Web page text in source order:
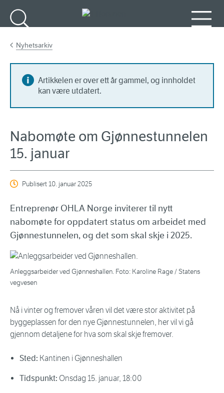
Nyhetsarkiv
Artikkelen er over ett år gammel, og innholdet
kan være utdatert.
Nabomøte om Gjønnestunnelen
15. januar
Publisert10. januar 2025
Entreprenør OHLA Norge inviterer til nytt
nabomøte for oppdatert status om arbeidet med
Gjønnestunnelen, og det som skal skje i 2025.
Anleggsarbeider ved Gjønneshallen. Foto: Karoline Rage / Statens
vegvesen
Nå i vinter og fremover våren vil det være stor aktivitet på
byggeplassen for den nye Gjønnestunnelen, her vil vi gå
gjennom detaljene for hva som skal skje fremover.
Sted: Kantinen i Gjønneshallen
Tidspunkt: Onsdag 15. januar, 18:00